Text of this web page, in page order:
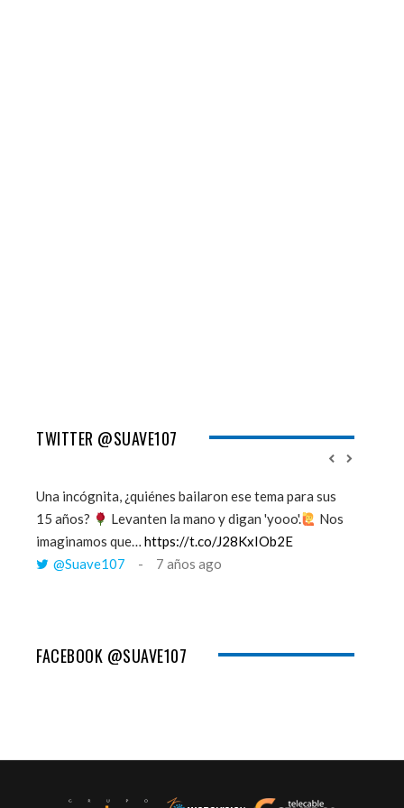
TWITTER @SUAVE107
Una incógnita, ¿quiénes bailaron ese tema para sus
15 años?
Levanten la mano y digan 'yooo'.
Nos
imaginamos que… https://t.co/J28KxIOb2E
@Suave107
7 años ago
FACEBOOK @SUAVE107